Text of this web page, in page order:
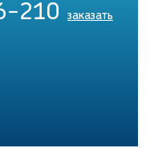
210
заказать